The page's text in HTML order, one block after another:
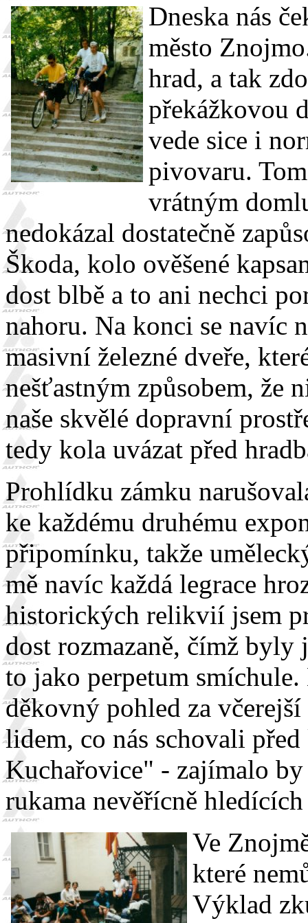
Dneska nás
město
hrad, a tak
překážkovou
vede sice i
pivovaru.
vrátným
nedokázal dostatečně
Škoda, kolo ověšené
dost blbě a to ani nechci
nahoru. Na konci se navíc
masivní železné dveře,
nešťastným způsobem, že
naše skvělé dopravní
tedy kola uvázat před
Prohlídku zámku
ke každému druhému
připomínku, takže
mě navíc každá legrace
historických relikvií jsem
dost rozmazaně, čímž byly
to jako perpetum
děkovný pohled za
lidem, co nás schovali
Kuchařovice" - zajímalo
rukama nevěřícně
Ve
které
Výklad